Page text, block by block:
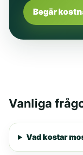
Begär
Vanliga
Vad kostar